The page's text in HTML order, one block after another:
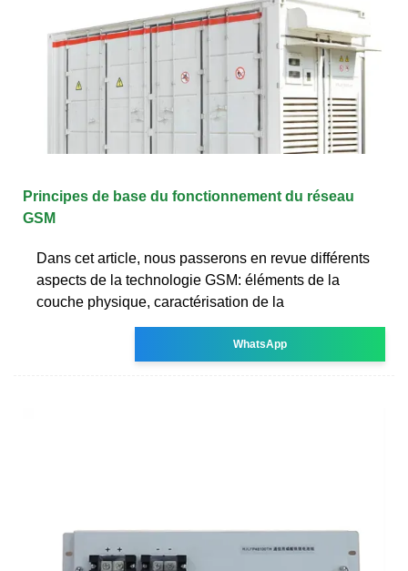
Principes de base du fonctionnement du réseau
GSM
Dans cet article, nous passerons en revue différents
aspects de la technologie GSM: éléments de la
couche physique, caractérisation de la
WhatsApp